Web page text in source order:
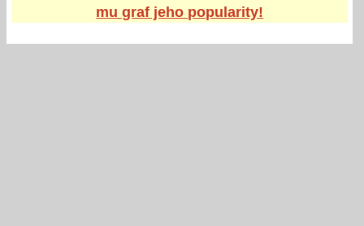
mu graf jeho popularity!